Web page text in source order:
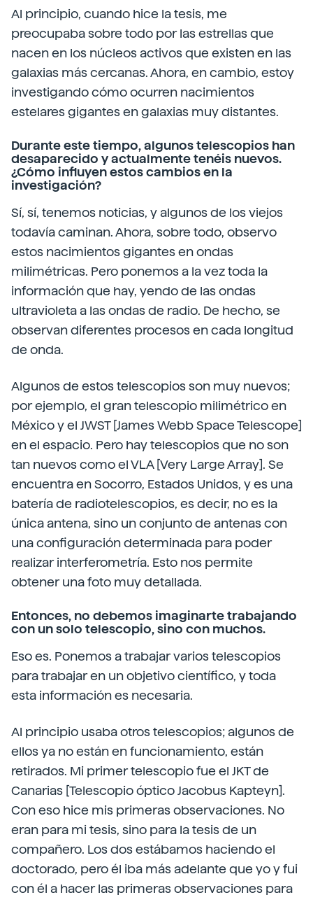
Al principio, cuando hice la tesis, me
preocupaba sobre todo por las estrellas que
nacen en los núcleos activos que existen en las
galaxias más cercanas. Ahora, en cambio, estoy
investigando cómo ocurren nacimientos
estelares gigantes en galaxias muy distantes.
Durante este tiempo, algunos telescopios han
desaparecido y actualmente tenéis nuevos.
¿Cómo influyen estos cambios en la
investigación?
Sí, sí, tenemos noticias, y algunos de los viejos
todavía caminan. Ahora, sobre todo, observo
estos nacimientos gigantes en ondas
milimétricas. Pero ponemos a la vez toda la
información que hay, yendo de las ondas
ultravioleta a las ondas de radio. De hecho, se
observan diferentes procesos en cada longitud
de onda.
Algunos de estos telescopios son muy nuevos;
por ejemplo, el gran telescopio milimétrico en
México y el JWST [James Webb Space Telescope]
en el espacio. Pero hay telescopios que no son
tan nuevos como el VLA [Very Large Array]. Se
encuentra en Socorro, Estados Unidos, y es una
batería de radiotelescopios, es decir, no es la
única antena, sino un conjunto de antenas con
una configuración determinada para poder
realizar interferometría. Esto nos permite
obtener una foto muy detallada.
Entonces, no debemos imaginarte trabajando
con un solo telescopio, sino con muchos.
Eso es. Ponemos a trabajar varios telescopios
para trabajar en un objetivo científico, y toda
esta información es necesaria.
Al principio usaba otros telescopios; algunos de
ellos ya no están en funcionamiento, están
retirados. Mi primer telescopio fue el JKT de
Canarias [Telescopio óptico Jacobus Kapteyn].
Con eso hice mis primeras observaciones. No
eran para mi tesis, sino para la tesis de un
compañero. Los dos estábamos haciendo el
doctorado, pero él iba más adelante que yo y fui
con él a hacer las primeras observaciones para